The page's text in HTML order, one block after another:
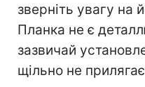
зверніть увагу на
Планка не є
зазвичай
щільно не